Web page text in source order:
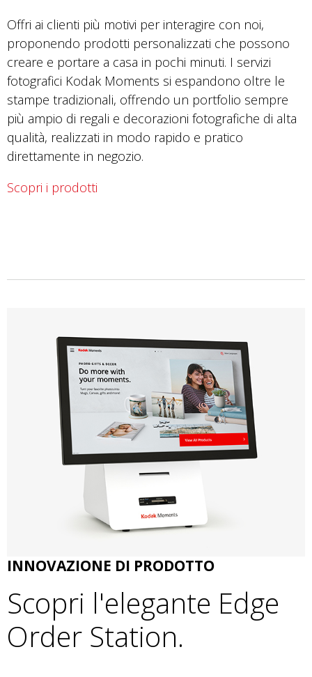
Offri ai clienti più motivi per interagire con noi,
proponendo prodotti personalizzati che possono
creare e portare a casa in pochi minuti. I servizi
fotografici Kodak Moments si espandono oltre le
stampe tradizionali, offrendo un portfolio sempre
più ampio di regali e decorazioni fotografiche di alta
qualità, realizzati in modo rapido e pratico
direttamente in negozio.
Scopri i prodotti
INNOVAZIONE DI PRODOTTO
Scopri l'elegante Edge
Order Station.